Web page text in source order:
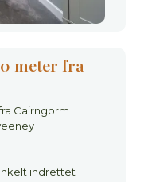
meter fra
Cairngorm
indrettet